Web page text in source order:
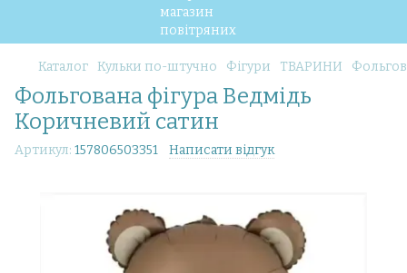
Каталог Кульки по-штучно Фігури ТВАРИНИ
Фольгована фігура Ведмідь
Коричневий сатин
Артикул: 157806503351 Написати відгук